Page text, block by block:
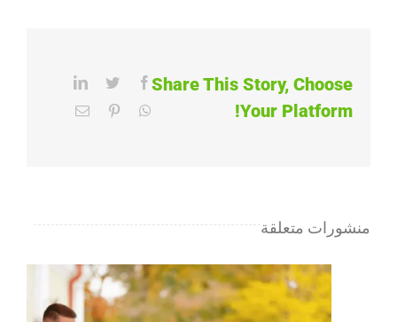
Share This Story, Choose
Your Platform!
Facebook
Twitter
LinkedIn
WhatsApp
Pinterest
Email
منشورات متعلقة